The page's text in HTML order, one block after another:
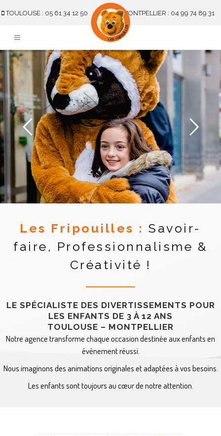
TOULOUSE : 05 61 34 12 50 MONTPELLIER : 04 99 74 89 31
Les Fripouilles :Savoir-
faire, Professionnalisme &
Créativité !
LE SPÉCIALISTE DES DIVERTISSEMENTS POUR
LES ENFANTS DE 3 À 12 ANS
TOULOUSE – MONTPELLIER
Notre agence transforme chaque occasion destinée aux enfants en
événement réussi.
Nous imaginons des animations originales et adaptées à vos besoins.
Les enfants sont toujours au cœur de notre attention.